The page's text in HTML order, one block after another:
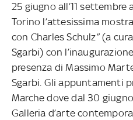
25 giugno all’11 settembre
Torino l’attesissima
con Charles Schulz” (a
Sgarbi) con
presenza di Massimo
Sgarbi. Gli appuntamenti
Marche dove dal 30
Galleria d’arte